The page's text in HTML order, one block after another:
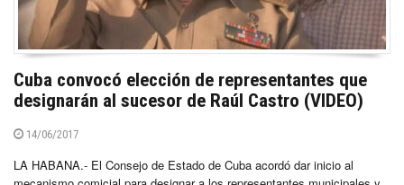
Cuba convocó elección de representantes que
designarán al sucesor de Raúl Castro (VIDEO)
14/06/2017
LA HABANA.- El Consejo de Estado de Cuba acordó dar inicio al